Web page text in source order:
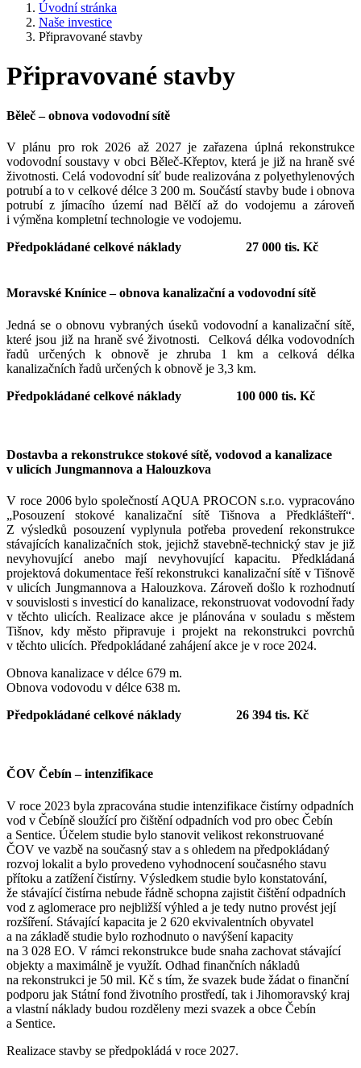
Úvodní stránka
Naše investice
Připravované stavby
Připravované stavby
Běleč – obnova vodovodní sítě
V plánu pro rok 2026 až 2027 je zařazena úplná rekonstrukce
vodovodní soustavy v obci Běleč-Křeptov, která je již na hraně své
životnosti. Celá vodovodní síť bude realizována z polyethylenových
potrubí a to v celkové délce 3 200 m. Součástí stavby bude i obnova
potrubí z jímacího území nad Bělčí až do vodojemu a zároveň
i výměna kompletní technologie ve vodojemu.
Předpokládané celkové náklady 27 000 tis. Kč
Moravské Knínice – obnova kanalizační a vodovodní sítě
Jedná se o obnovu vybraných úseků vodovodní a kanalizační sítě,
které jsou již na hraně své životnosti. Celková délka vodovodních
řadů určených k obnově je zhruba 1 km a celková délka
kanalizačních řadů určených k obnově je 3,3 km.
Předpokládané celkové náklady 100 000 tis. Kč
Dostavba a rekonstrukce stokové sítě, vodovod a kanalizace
v ulicích Jungmannova a Halouzkova
V roce 2006 bylo společností AQUA PROCON s.r.o. vypracováno
„Posouzení stokové kanalizační sítě Tišnova a Předklášteří“.
Z výsledků posouzení vyplynula potřeba provedení rekonstrukce
stávajících kanalizačních stok, jejichž stavebně-technický stav je již
nevyhovující anebo mají nevyhovující kapacitu. Předkládaná
projektová dokumentace řeší rekonstrukci kanalizační sítě v Tišnově
v ulicích Jungmannova a Halouzkova. Zároveň došlo k rozhodnutí
v souvislosti s investicí do kanalizace, rekonstruovat vodovodní řady
v těchto ulicích. Realizace akce je plánována v souladu s městem
Tišnov, kdy město připravuje i projekt na rekonstrukci povrchů
v těchto ulicích. Předpokládané zahájení akce je v roce 2024.
Obnova kanalizace v délce 679 m.
Obnova vodovodu v délce 638 m.
Předpokládané celkové náklady 26 394 tis. Kč
ČOV Čebín – intenzifikace
V roce 2023 byla zpracována studie intenzifikace čistírny odpadních
vod v Čebíně sloužící pro čištění odpadních vod pro obec Čebín
a Sentice. Účelem studie bylo stanovit velikost rekonstruované
ČOV ve vazbě na současný stav a s ohledem na předpokládaný
rozvoj lokalit a bylo provedeno vyhodnocení současného stavu
přítoku a zatížení čistírny. Výsledkem studie bylo konstatování,
že stávající čistírna nebude řádně schopna zajistit čištění odpadních
vod z aglomerace pro nejbližší výhled a je tedy nutno provést její
rozšíření. Stávající kapacita je 2 620 ekvivalentních obyvatel
a na základě studie bylo rozhodnuto o navýšení kapacity
na 3 028 EO. V rámci rekonstrukce bude snaha zachovat stávající
objekty a maximálně je využít. Odhad finančních nákladů
na rekonstrukci je 50 mil. Kč s tím, že svazek bude žádat o finanční
podporu jak Státní fond životního prostředí, tak i Jihomoravský kraj
a vlastní náklady budou rozděleny mezi svazek a obce Čebín
a Sentice.
Realizace stavby se předpokládá v roce 2027.